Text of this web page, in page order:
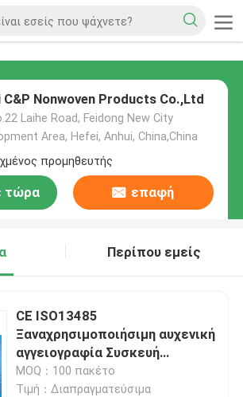
C&P Nonwoven Products Co.,Ltd
Laihe Road, Feidong New City
Area, Hefei, Anhui, China,China
προμηθευτής
τώρα επαφή
Περίπου εμείς
CE ISO13485
Ξαναχρησιμοποιήσιμη αυχενική
αγγειογραφία Συσκευή
κουρτίνας
MOQ：100 πακέτο
Τιμή：Διαπραγματεύσιμα